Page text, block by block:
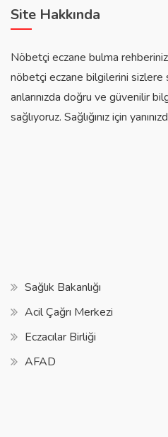
Site Hakkında
Nöbetçi eczane bulma
nöbetçi eczane bilgilerini sizlere
anlarınızda doğru ve güvenilir
sağlıyoruz. Sağlığınız için
Sağlık Bakanlığı
Acil Çağrı Merkezi
Eczacılar Birliği
AFAD